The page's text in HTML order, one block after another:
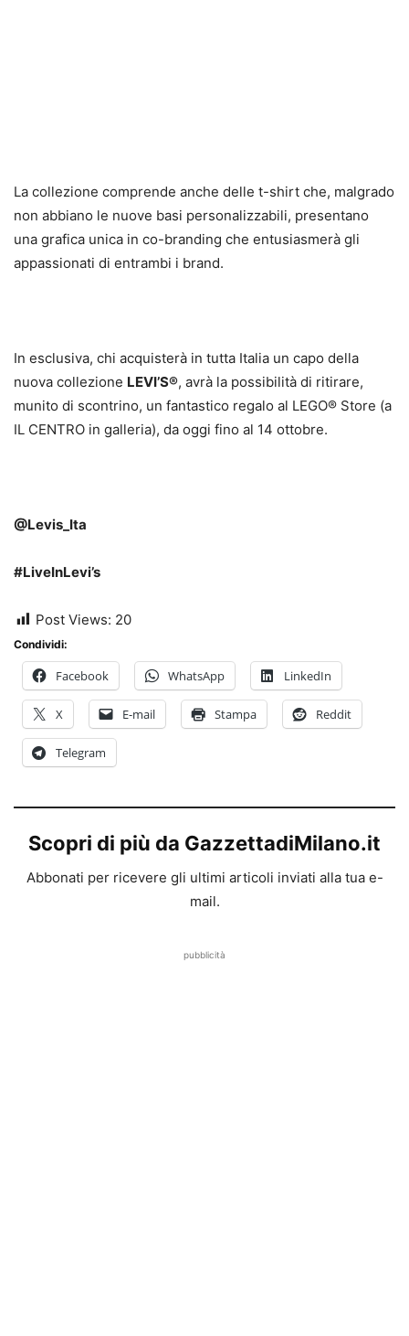
La collezione comprende anche delle t-shirt che, malgrado
non abbiano le nuove basi personalizzabili, presentano
una grafica unica in co-branding che entusiasmerà gli
appassionati di entrambi i brand.
In esclusiva, chi acquisterà in tutta Italia un capo della
nuova collezione LEVI’S®, avrà la possibilità di ritirare,
munito di scontrino, un fantastico regalo al LEGO® Store (a
IL CENTRO in galleria), da oggi fino al 14 ottobre.
@Levis_Ita
#LiveInLevi’s
Post Views: 20
Condividi:
Facebook WhatsApp LinkedIn
X E-mail Stampa Reddit
Telegram
Scopri di più da GazzettadiMilano.it
Abbonati per ricevere gli ultimi articoli inviati alla tua e-
mail.
pubblicità